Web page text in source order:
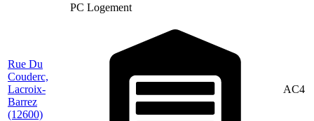
PC Logement
Rue Du
Couderc,
Lacroix-
Barrez
(12600)
AC4